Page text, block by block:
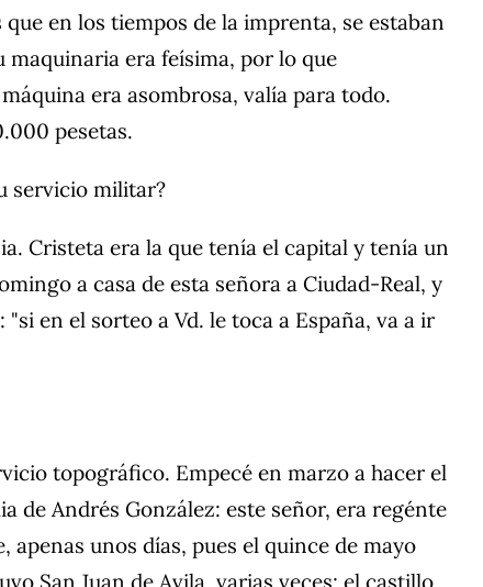
en los tiempos de la imprenta, se estaban
maquinaria era feísima, por lo que
era asombrosa, valía para todo.
pesetas.
servicio militar?
Cristeta era la que tenía el capital y tenía un
a casa de esta señora a Ciudad-Real, y
en el sorteo a Vd. le toca a España, va a ir
topográfico. Empecé en marzo a hacer el
de Andrés González: este señor, era regénte
unos días, pues el quince de mayo
San Juan de Avila, varias veces; el castillo